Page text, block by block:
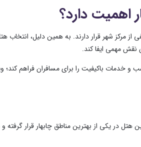
اهمیت دارد؟
مرکز شهر قرار دارند. به همین دلیل، انتخاب
نقش مهمی ایفا کند.
و خدمات باکیفیت را برای مسافران فراهم کند؛
در یکی از بهترین مناطق چابهار قرار